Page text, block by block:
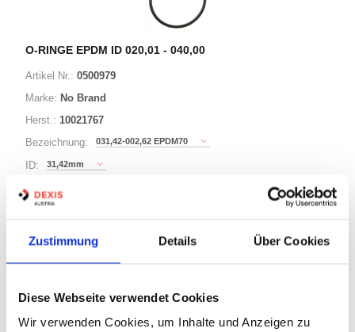
Zustimmung Details Über Cookies
Diese Webseite verwendet Cookies
Wir verwenden Cookies, um Inhalte und Anzeigen zu
O-RINGE EPDM ID 020,01 - 040,00
Artikel Nr.: 0500979
Marke: No Brand
Herst.: 10021767
Bezeichnung:
031,42-002,62 EPDM70
ID: 31,42mm
Schnurstärke:
88 Varianten
STK